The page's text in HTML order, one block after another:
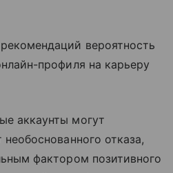
вероятность
профиля на карьеру
аккаунты могут
отказа,
фактором позитивного